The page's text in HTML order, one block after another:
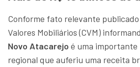
Conforme fato relevante publicado
Valores Mobiliários (CVM)
Novo Atacarejo é uma importante
regional que auferiu uma receita